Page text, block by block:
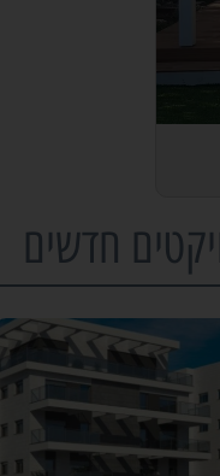
חדשים